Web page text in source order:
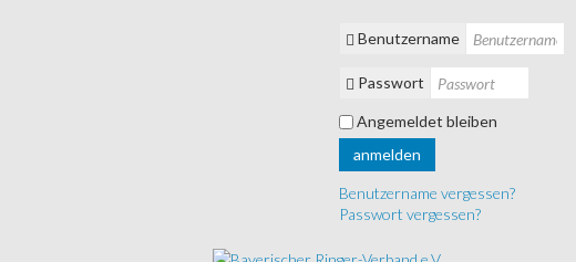
Benutzername
Passwort
Angemeldet bleiben
anmelden
Benutzername vergessen?
Passwort vergessen?